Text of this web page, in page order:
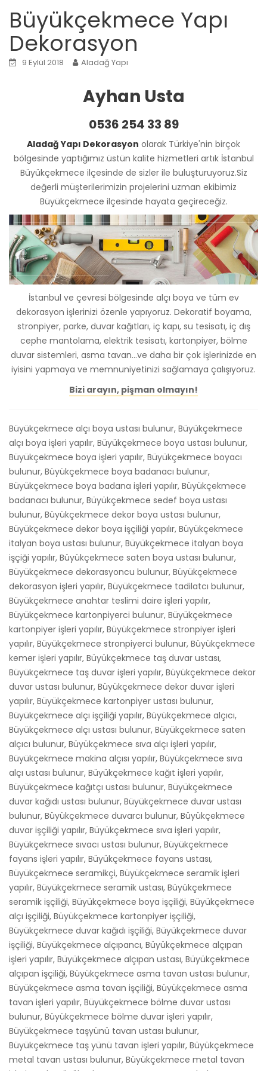
Büyükçekmece Yapı
Dekorasyon
9 Eylül 2018 Aladağ Yapı
Ayhan Usta
0536 254 33 89
Aladağ Yapı Dekorasyon olarak Türkiye'nin birçok
bölgesinde yaptığımız üstün kalite hizmetleri artık İstanbul
Büyükçekmece ilçesinde de sizler ile buluşturuyoruz.Siz
değerli müşterilerimizin projelerini uzman ekibimiz
Büyükçekmece ilçesinde hayata geçireceğiz.
İstanbul ve çevresi bölgesinde alçı boya ve tüm ev
dekorasyon işlerinizi özenle yapıyoruz. Dekoratif boyama,
stronpiyer, parke, duvar kağıtları, iç kapı, su tesisatı, iç dış
cephe mantolama, elektrik tesisatı, kartonpiyer, bölme
duvar sistemleri, asma tavan...ve daha bir çok işlerinizde en
iyisini yapmaya ve memnuniyetinizi sağlamaya çalışıyoruz.
Bizi arayın, pişman olmayın!
Büyükçekmece alçı boya ustası bulunur, Büyükçekmece
alçı boya işleri yapılır, Büyükçekmece boya ustası bulunur,
Büyükçekmece boya işleri yapılır, Büyükçekmece boyacı
bulunur, Büyükçekmece boya badanacı bulunur,
Büyükçekmece boya badana işleri yapılır, Büyükçekmece
badanacı bulunur, Büyükçekmece sedef boya ustası
bulunur, Büyükçekmece dekor boya ustası bulunur,
Büyükçekmece dekor boya işçiliği yapılır, Büyükçekmece
italyan boya ustası bulunur, Büyükçekmece italyan boya
işçiği yapılır, Büyükçekmece saten boya ustası bulunur,
Büyükçekmece dekorasyoncu bulunur, Büyükçekmece
dekorasyon işleri yapılır, Büyükçekmece tadilatcı bulunur,
Büyükçekmece anahtar teslimi daire işleri yapılır,
Büyükçekmece kartonpiyerci bulunur, Büyükçekmece
kartonpiyer işleri yapılır, Büyükçekmece stronpiyer işleri
yapılır, Büyükçekmece stronpiyerci bulunur, Büyükçekmece
kemer işleri yapılır, Büyükçekmece taş duvar ustası,
Büyükçekmece taş duvar işleri yapılır, Büyükçekmece dekor
duvar ustası bulunur, Büyükçekmece dekor duvar işleri
yapılır, Büyükçekmece kartonpiyer ustası bulunur,
Büyükçekmece alçı işçiliği yapılır, Büyükçekmece alçıcı,
Büyükçekmece alçı ustası bulunur, Büyükçekmece saten
alçıcı bulunur, Büyükçekmece sıva alçı işleri yapılır,
Büyükçekmece makina alçısı yapılır, Büyükçekmece sıva
alçı ustası bulunur, Büyükçekmece kağıt işleri yapılır,
Büyükçekmece kağıtçı ustası bulunur, Büyükçekmece
duvar kağıdı ustası bulunur, Büyükçekmece duvar ustası
bulunur, Büyükçekmece duvarcı bulunur, Büyükçekmece
duvar işçiliği yapılır, Büyükçekmece sıva işleri yapılır,
Büyükçekmece sıvacı ustası bulunur, Büyükçekmece
fayans işleri yapılır, Büyükçekmece fayans ustası,
Büyükçekmece seramikçi, Büyükçekmece seramik işleri
yapılır, Büyükçekmece seramik ustası, Büyükçekmece
seramik işçiliği, Büyükçekmece boya işçiliği, Büyükçekmece
alçı işçiliği, Büyükçekmece kartonpiyer işçiliği,
Büyükçekmece duvar kağıdı işçiliği, Büyükçekmece duvar
işçiliği, Büyükçekmece alçıpancı, Büyükçekmece alçıpan
işleri yapılır, Büyükçekmece alçıpan ustası, Büyükçekmece
alçıpan işçiliği, Büyükçekmece asma tavan ustası bulunur,
Büyükçekmece asma tavan işçiliği, Büyükçekmece asma
tavan işleri yapılır, Büyükçekmece bölme duvar ustası
bulunur, Büyükçekmece bölme duvar işleri yapılır,
Büyükçekmece taşyünü tavan ustası bulunur,
Büyükçekmece taş yünü tavan işleri yapılır, Büyükçekmece
metal tavan ustası bulunur, Büyükçekmece metal tavan